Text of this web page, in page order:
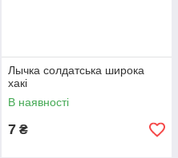
Лычка солдатська широка
хакі
В наявності
7 ₴